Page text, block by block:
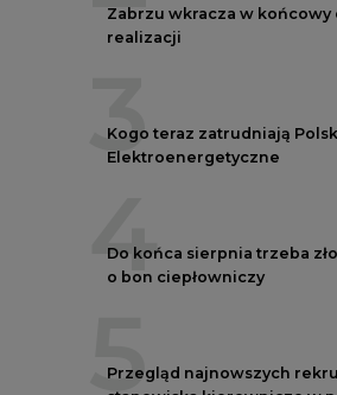
Zabrzu wkracza w końcowy
realizacji
3
Kogo teraz zatrudniają
Elektroenergetyczne
4
Do końca sierpnia trzeba
o bon ciepłowniczy
5
Przegląd najnowszych